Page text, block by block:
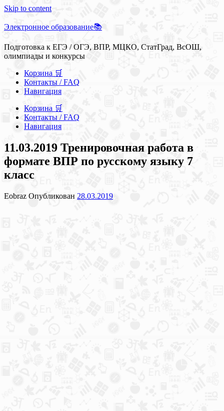
Skip to content
Электронное образование📚
Подготовка к ЕГЭ / ОГЭ, ВПР, МЦКО, СтатГрад, ВсОШ,
олимпиады и конкурсы
Корзина 🛒
Контакты / FAQ
Навигация
Корзина 🛒
Контакты / FAQ
Навигация
11.03.2019 Тренировочная работа в
формате ВПР по русскому языку 7
класс
Eobraz Опубликован 28.03.2019